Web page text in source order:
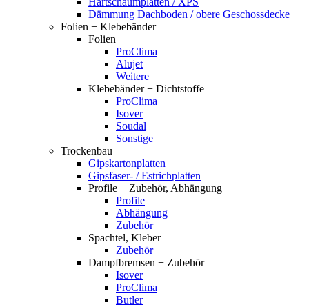
Dämmung Dachboden / obere Geschossdecke
Folien + Klebebänder
Folien
ProClima
Alujet
Weitere
Klebebänder + Dichtstoffe
ProClima
Isover
Soudal
Sonstige
Trockenbau
Gipskartonplatten
Gipsfaser- / Estrichplatten
Profile + Zubehör, Abhängung
Profile
Abhängung
Zubehör
Spachtel, Kleber
Zubehör
Dampfbremsen + Zubehör
Isover
ProClima
Butler